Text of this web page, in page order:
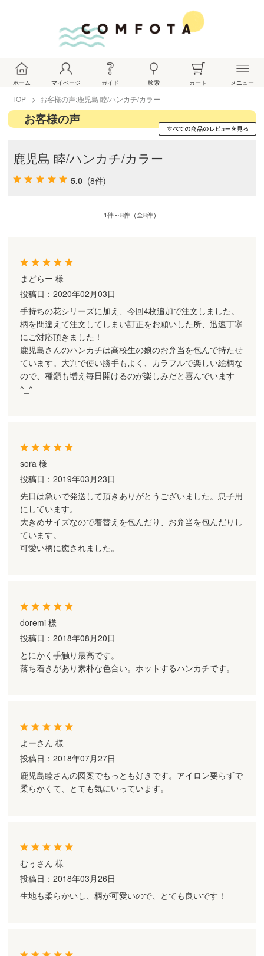
ホーム マイページ ガイド 検索 カート メニュー
TOP お客様の声:鹿児島 睦/ハンカチ/カラー
お客様の声
鹿児島 睦/ハンカチ/カラー
5.0 (8件)
1件～8件（全8件）
まどらー 様
投稿日：2020年02月03日
手持ちの花シリーズに加え、今回4枚追加で注文しました。
柄を間違えて注文してしまい訂正をお願いした所、迅速丁寧
にご対応頂きました！
鹿児島さんのハンカチは高校生の娘のお弁当を包んで持たせ
ています。大判で使い勝手もよく、カラフルで楽しい絵柄な
ので、種類も増え毎日開けるのが楽しみだと喜んでいます
^_^
sora 様
投稿日：2019年03月23日
先日は急いで発送して頂きありがとうございました。息子用
にしています。
大きめサイズなので着替えを包んだり、お弁当を包んだりし
ています。
可愛い柄に癒されました。
doremi 様
投稿日：2018年08月20日
とにかく手触り最高です。
落ち着きがあり素朴な色合い。ホットするハンカチです。
よーさん 様
投稿日：2018年07月27日
鹿児島睦さんの図案でもっとも好きです。アイロン要らずで
柔らかくて、とても気にいっています。
むぅさん 様
投稿日：2018年03月26日
生地も柔らかいし、柄が可愛いので、とても良いです！